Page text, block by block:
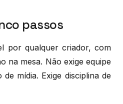
passos
por qualquer criador, com
na mesa. Não exige equipe
mídia. Exige disciplina de